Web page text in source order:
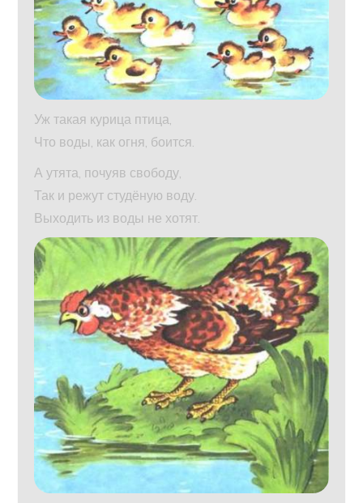
Уж такая курица птица,
Что воды, как огня, боится.
А утята, почуяв свободу,
Так и режут студёную воду.
Выходить из воды не хотят.